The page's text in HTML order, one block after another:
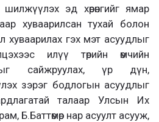
шилжүүлэх эд хөрөнгийг ямар
хуваарилсан тухай болон
хуваарилах гэх мэт асуудлыг
илүү төрийн өмчийн
сайжруулах, үр дүн,
зэрэг бодлогын асуудлыг
талаар Улсын Их
Б.Баттөмөр нар асуулт асууж,